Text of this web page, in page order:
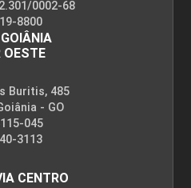
0002-68
8800
OESTE
Buritis, 485
- GO
045
3113
CENTRO